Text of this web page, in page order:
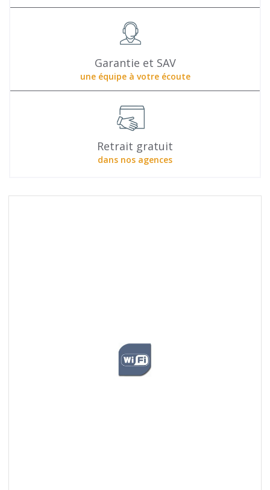
Garantie et SAV
une équipe à votre écoute
Retrait gratuit
dans nos agences